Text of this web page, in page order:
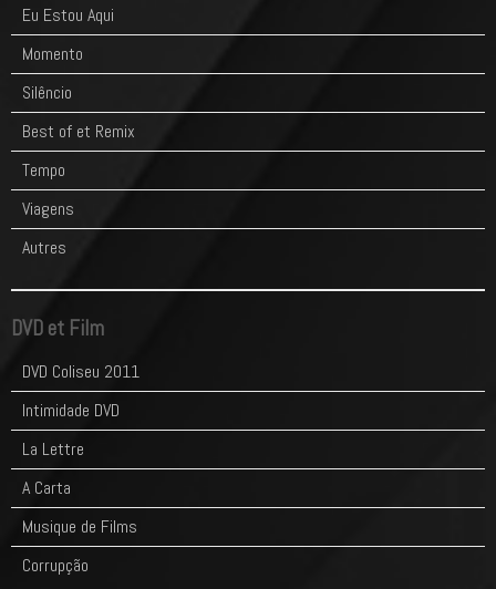
Eu Estou Aqui
Momento
Silêncio
Best of et Remix
Tempo
Viagens
Autres
DVD et Film
DVD Coliseu 2011
Intimidade DVD
La Lettre
A Carta
Musique de Films
Corrupção